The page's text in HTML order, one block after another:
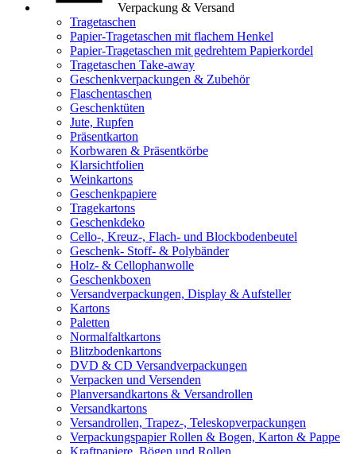
Verpackung & Versand
Tragetaschen
Papier-Tragetaschen mit flachem Henkel
Papier-Tragetaschen mit gedrehtem Papierkordel
Tragetaschen Take-away
Geschenkverpackungen & Zubehör
Flaschentaschen
Geschenktüten
Jute, Rupfen
Präsentkarton
Korbwaren & Präsentkörbe
Klarsichtfolien
Weinkartons
Geschenkpapiere
Tragekartons
Geschenkdeko
Cello-, Kreuz-, Flach- und Blockbodenbeutel
Geschenk- Stoff- & Polybänder
Holz- & Cellophanwolle
Geschenkboxen
Versandverpackungen, Display & Aufsteller
Kartons
Paletten
Normalfaltkartons
Blitzbodenkartons
DVD & CD Versandverpackungen
Verpacken und Versenden
Planversandkartons & Versandrollen
Versandkartons
Versandrollen, Trapez-, Teleskopverpackungen
Verpackungspapier Rollen & Bogen, Karton & Pappe